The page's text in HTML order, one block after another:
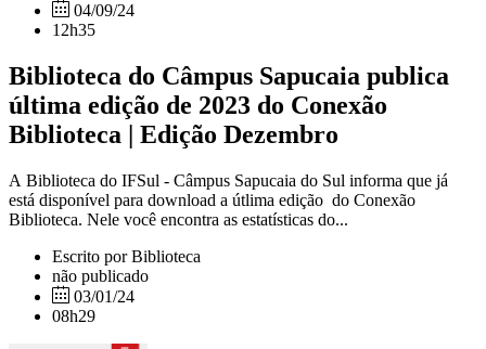
04/09/24
12h35
Biblioteca do Câmpus Sapucaia publica
última edição de 2023 do Conexão
Biblioteca | Edição Dezembro
A Biblioteca do IFSul - Câmpus Sapucaia do Sul informa que já
está disponível para download a útlima edição do Conexão
Biblioteca. Nele você encontra as estatísticas do...
Escrito por Biblioteca
não publicado
03/01/24
08h29